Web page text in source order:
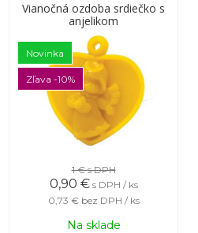
Vianočná ozdoba srdiečko s
anjelikom
Novinka
Zľava -10%
1 €s DPH
0,90 € s DPH / ks
0,73 € bez DPH / ks
Na sklade